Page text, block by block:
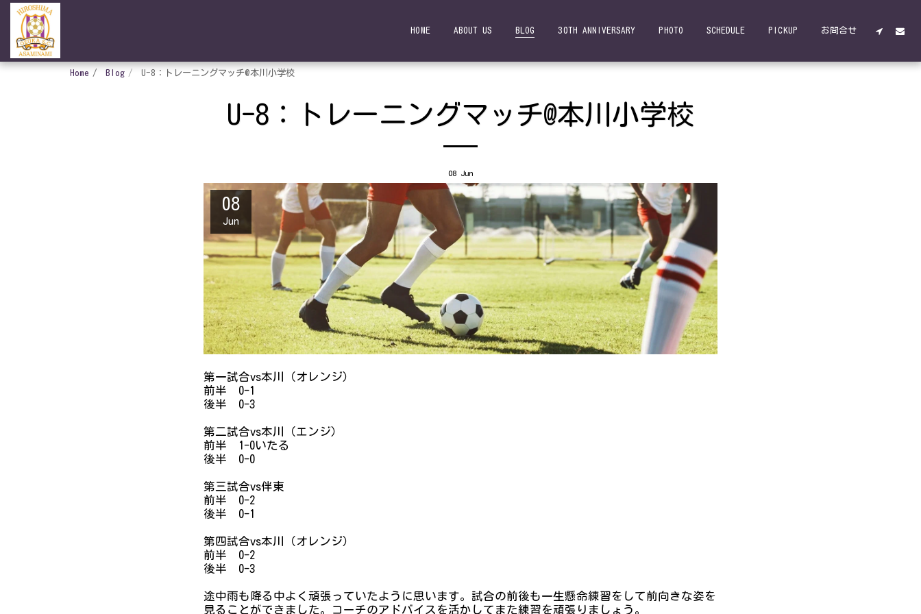
HOME ABOUT US BLOG 30TH ANNIVERSARY PHOTO SCHEDULE PICKUP お問合せ
Home Blog U-8：トレーニングマッチ@本川小学校
U-8：トレーニングマッチ@本川小学校
08 Jun
08
Jun
第一試合vs本川（オレンジ）
前半 0-1
後半 0-3
第二試合vs本川（エンジ）
前半 1-0いたる
後半 0-0
第三試合vs伴東
前半 0-2
後半 0-1
第四試合vs本川（オレンジ）
前半 0-2
後半 0-3
途中雨も降る中よく頑張っていたように思います。試合の前後も一生懸命練習をして前向きな姿を
見ることができました。コーチのアドバイスを活かしてまた練習を頑張りましょう。